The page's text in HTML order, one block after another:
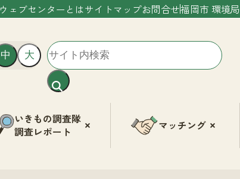
ェブセンターとはサイトマップお問合せ福岡市 環境局
中 大
いきもの調査隊
調査レポート
マッチング